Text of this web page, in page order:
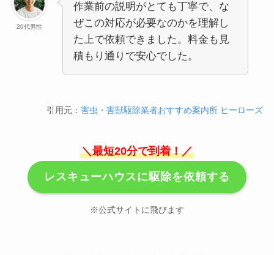
20代男性
作業前の説明がとても丁寧で、な
ぜこの対応が必要なのかを理解し
た上で依頼できました。料金も見
積もり通りで安心でした。
引用元：害虫・害獣駆除業者おすすめ案内所 ヒーローズ
＼最短20分で到着！／
レスキューハウスに駆除を依頼する
※公式サイトに飛びます